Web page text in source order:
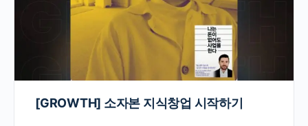
[GROWTH] 소자본 지식창업 시작하기